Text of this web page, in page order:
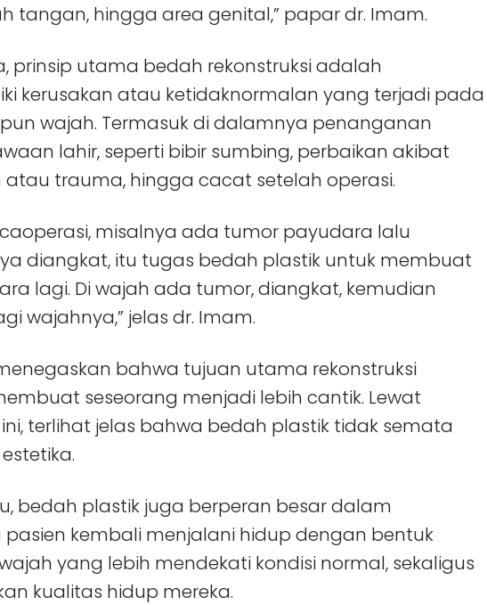
tangan, hingga area genital,” papar dr. Imam.
prinsip utama bedah rekonstruksi adalah
kerusakan atau ketidaknormalan yang terjadi pada
wajah. Termasuk di dalamnya penanganan
lahir, seperti bibir sumbing, perbaikan akibat
atau trauma, hingga cacat setelah operasi.
misalnya ada tumor payudara lalu
diangkat, itu tugas bedah plastik untuk membuat
lagi. Di wajah ada tumor, diangkat, kemudian
wajahnya,” jelas dr. Imam.
bahwa tujuan utama rekonstruksi
seseorang menjadi lebih cantik. Lewat
terlihat jelas bahwa bedah plastik tidak semata
bedah plastik juga berperan besar dalam
kembali menjalani hidup dengan bentuk
yang lebih mendekati kondisi normal, sekaligus
kualitas hidup mereka.